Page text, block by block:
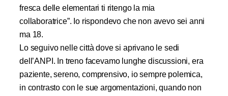
fresca delle elementari ti ritengo la mia
collaboratrice”. Io rispondevo che non avevo sei anni
ma 18.
Lo seguivo nelle città dove si aprivano le sedi
dell’ANPI. In treno facevamo lunghe discussioni, era
paziente, sereno, comprensivo, io sempre polemica,
in contrasto con le sue argomentazioni, quando non